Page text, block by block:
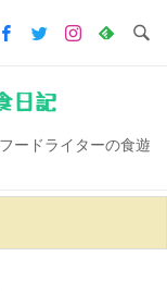
日記
ードライターの食遊